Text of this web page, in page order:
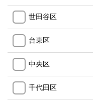
世田谷区
台東区
中央区
千代田区